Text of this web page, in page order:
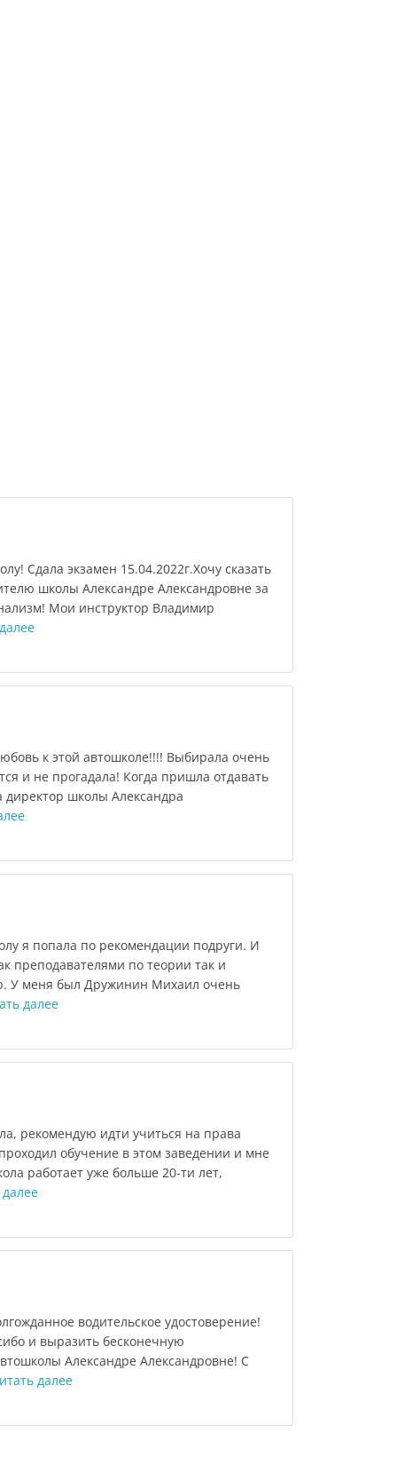
Сдала экзамен 15.04.2022г.Хочу сказать
школы Александре Александровне за
Мои инструктор Владимир
к этой автошколе!!!! Выбирала очень
и не прогадала! Когда пришла отдавать
директор школы Александра
я попала по рекомендации подруги. И
преподавателями по теории так и
У меня был Дружинин Михаил очень
далее
рекомендую идти учиться на права
обучение в этом заведении и мне
работает уже больше 20-ти лет,
водительское удостоверение!
и выразить бесконечную
Александре Александровне! С
далее